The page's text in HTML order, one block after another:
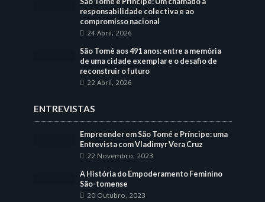
responsabilidade colectiva e ao
compromisso nacional
24 Abril, 2026
São Tomé aos 491 anos: entre a memória
de uma cidade exemplar e o desafio de
reconstruir o futuro
22 Abril, 2026
ENTREVISTAS
Empreender em São Tomé e Príncipe: uma
Entrevista com Vladimyr Vera Cruz
22 Novembro, 2023
A História do Empoderamento Feminino
São-tomense
20 Outubro, 2023